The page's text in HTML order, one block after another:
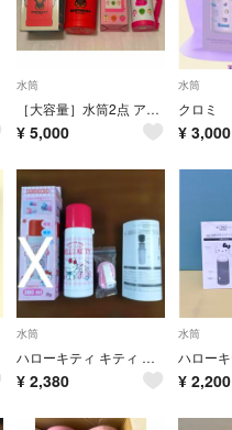
水筒
［大容量］水筒2点 アウトドア ピクニック 家族
¥ 5,000
水筒
¥ 3,000
水筒
ハローキティ キティ 水筒 ステンレス ボトル 保温 保冷 380 コップ 赤
¥ 2,380
水筒
¥ 2,200